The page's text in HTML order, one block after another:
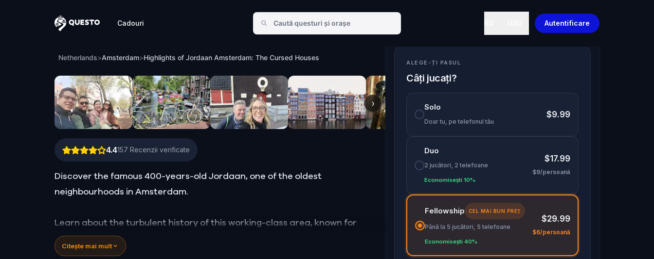
Questo
Cadouri Autentificare
Highlights of Jordaan Amsterdam: The Cursed Houses
Netherlands>Amsterdam>Highlights of Jordaan Amsterdam: The Cursed Houses
›
4.4157 Recenzii verificate
Discover the famous 400-years-old Jordaan, one of the oldest
neighbourhoods in Amsterdam.
Learn about the turbulent history of this working-class area, known for
generations as Amsterdam's slum. Uncover local music and the
neighborhood's dark side by exploring changes wrought from the terrible
Citește mai mult
ALEGE-ȚI PASUL
Câți jucați?
Solo
Doar tu, pe telefonul tău
$9.99
Duo
2 jucători, 2 telefoane
Economisești 10%
$17.99
$9/persoană
Fellowship CEL MAI BUN PREȚ
Până la 5 jucători, 5 telefoane
Economisești 40%
$29.99
$6/persoană